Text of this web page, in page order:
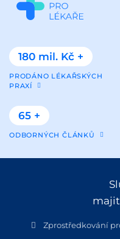
180 mil. Kč +
PRODÁNO LÉKAŘSKÝCH
PRAXÍ
65 +
ODBORNÝCH ČLÁNKŮ
Zprostředkování